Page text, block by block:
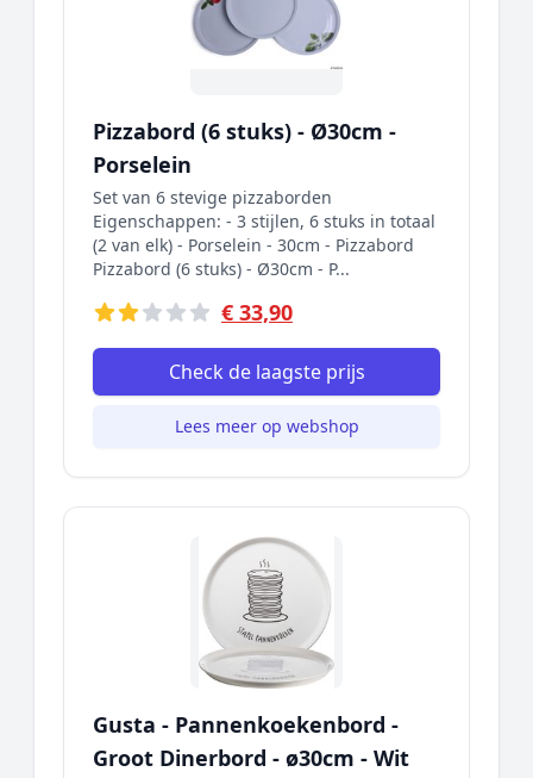
Pizzabord (6 stuks) - Ø30cm -
Porselein
Set van 6 stevige pizzaborden
Eigenschappen: - 3 stijlen, 6 stuks in totaal
(2 van elk) - Porselein - 30cm - Pizzabord
Pizzabord (6 stuks) - Ø30cm - P...
€ 33,90
Check de laagste prijs
Lees meer op webshop
Gusta - Pannenkoekenbord -
Groot Dinerbord - ø30cm - Wit